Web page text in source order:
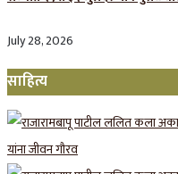
July 28, 2026
साहित्य